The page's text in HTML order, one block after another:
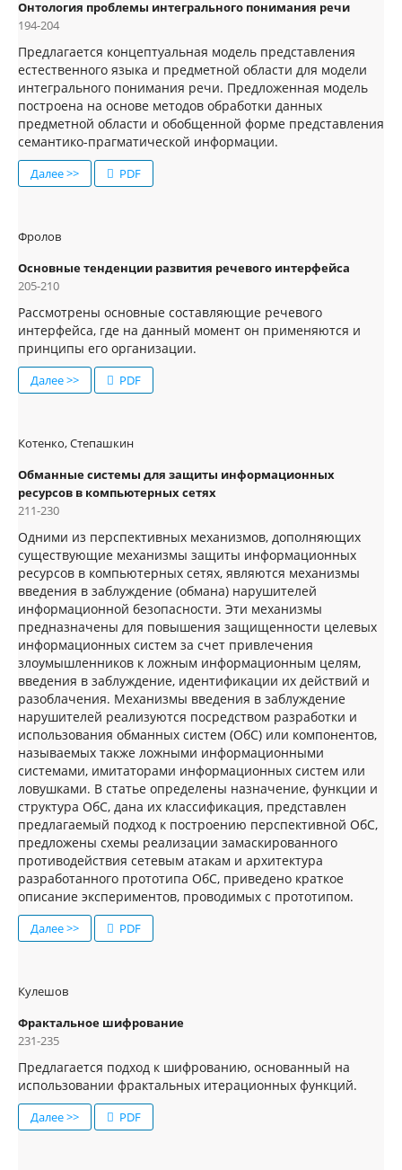
Онтология проблемы интегрального понимания речи
194-204
Предлагается концептуальная модель представления
естественного языка и предметной области для модели
интегрального понимания речи. Предложенная модель
построена на основе методов обработки данных
предметной области и обобщенной форме представления
семантико-прагматической информации.
Далее >> PDF
Фролов
Основные тенденции развития речевого интерфейса
205-210
Рассмотрены основные составляющие речевого
интерфейса, где на данный момент он применяются и
принципы его организации.
Далее >> PDF
Котенко, Степашкин
Обманные системы для защиты информационных
ресурсов в компьютерных сетях
211-230
Одними из перспективных механизмов, дополняющих
существующие механизмы защиты информационных
ресурсов в компьютерных сетях, являются механизмы
введения в заблуждение (обмана) нарушителей
информационной безопасности. Эти механизмы
предназначены для повышения защищенности целевых
информационных систем за счет привлечения
злоумышленников к ложным информационным целям,
введения в заблуждение, идентификации их действий и
разоблачения. Механизмы введения в заблуждение
нарушителей реализуются посредством разработки и
использования обманных систем (ОбС) или компонентов,
называемых также ложными информационными
системами, имитаторами информационных систем или
ловушками. В статье определены назначение, функции и
структура ОбС, дана их классификация, представлен
предлагаемый подход к построению перспективной ОбС,
предложены схемы реализации замаскированного
противодействия сетевым атакам и архитектура
разработанного прототипа ОбС, приведено краткое
описание экспериментов, проводимых с прототипом.
Далее >> PDF
Кулешов
Фрактальное шифрование
231-235
Предлагается подход к шифрованию, основанный на
использовании фрактальных итерационных функций.
Далее >> PDF